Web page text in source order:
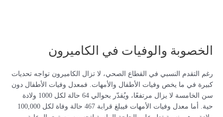
الخصوبة والوفيات في الكاميرون
رغم التقدم النسبي في القطاع الصحي، لا تزال الكاميرون تواجه تحديات
كبيرة في ما يخص وفيات الأطفال والأمهات. فمعدل وفيات الأطفال دون
سن الخامسة لا يزال مرتفعًا، ويُقدّر بحوالي 64 حالة لكل 1000 ولادة
حية. أما معدل وفيات الأمهات فيبلغ قرابة 467 حالة وفاة لكل 100,000